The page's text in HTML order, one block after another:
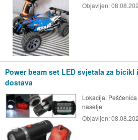
Objavljen:
Power beam set LED svjetala za bicikl
dostava
Lokacija:
naselje
Objavljen: